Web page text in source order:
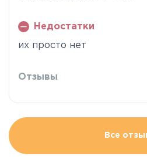
Недостатки
их просто нет
Отзывы
Все